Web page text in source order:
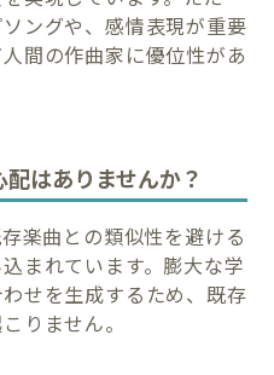
ングや、感情表現が重要
間の作曲家に優位性があ
はありませんか？
楽曲との類似性を避ける
まれています。膨大な学
せを生成するため、既存
りません。